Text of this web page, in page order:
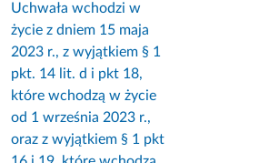
Uchwała wchodzi w
życie z dniem 15 maja
2023 r., z wyjątkiem § 1
pkt. 14 lit. d i pkt 18,
które wchodzą w życie
od 1 września 2023 r.,
oraz z wyjątkiem § 1 pkt